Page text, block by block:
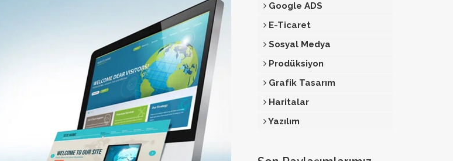
Google ADS
E-Ticaret
Sosyal Medya
Prodüksiyon
Grafik Tasarım
Haritalar
Yazılım